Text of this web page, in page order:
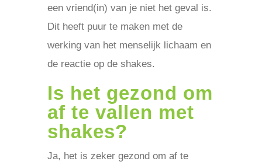
een vriend(in) van je niet het geval is.
Dit heeft puur te maken met de
werking van het menselijk lichaam en
de reactie op de shakes.
Is het gezond om
af te vallen met
shakes?
Ja, het is zeker gezond om af te